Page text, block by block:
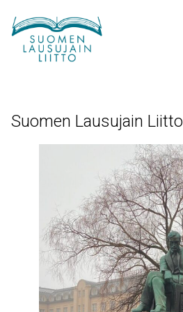
sisältöön
Suomen Lausujain Liitto